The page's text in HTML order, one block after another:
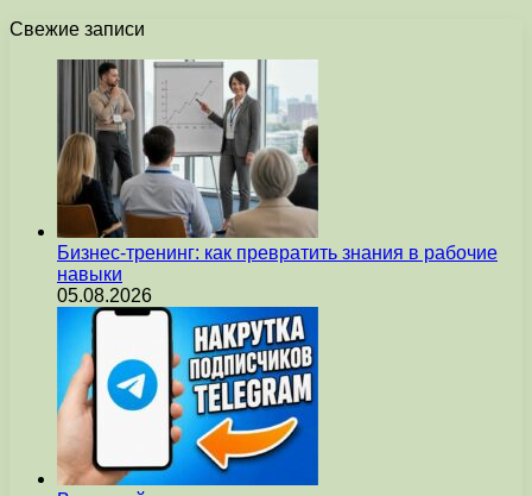
Свежие записи
Бизнес-тренинг: как превратить знания в рабочие
навыки
05.08.2026